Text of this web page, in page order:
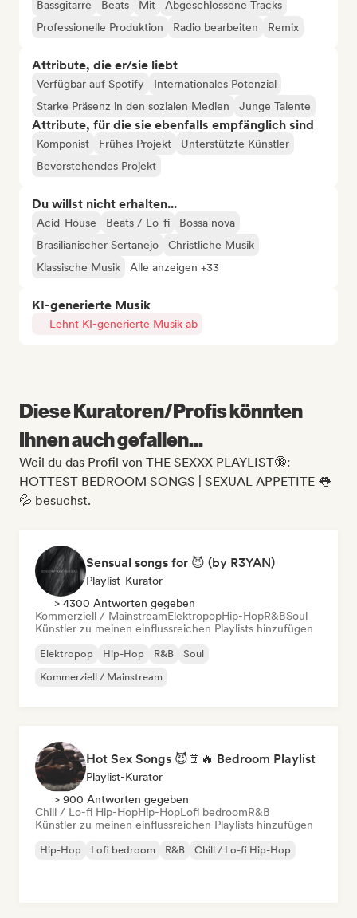
Bassgitarre Beats Mit
Abgeschlossene Tracks
Professionelle Produktion
Radio bearbeiten Remix
Attribute, die er/sie liebt
Verfügbar auf Spotify
Internationales Potenzial
Starke Präsenz in den sozialen Medien
Junge Talente
Attribute, für die sie ebenfalls empfänglich sind
Komponist Frühes Projekt
Unterstützte Künstler
Bevorstehendes Projekt
Du willst nicht erhalten...
Acid-House Beats / Lo-fi
Bossa nova
Brasilianischer Sertanejo
Christliche Musik
Klassische Musik
Alle anzeigen +33
KI-generierte Musik
Lehnt KI-generierte Musik ab
Diese Kuratoren/Profis könnten
Ihnen auch gefallen...
Weil du das Profil von THE SEXXX PLAYLIST🔞:
HOTTEST BEDROOM SONGS | SEXUAL APPETITE 👅
💦 besuchst.
Sensual songs for 😈 (by R3YAN)
Playlist-Kurator
> 4300 Antworten gegeben
Kommerziell / MainstreamElektropopHip-HopR&BSoul
Künstler zu meinen einflussreichen Playlists hinzufügen
Elektropop Hip-Hop R&B
Soul
Kommerziell / Mainstream
Hot Sex Songs 😈🍑🔥 Bedroom Playlist
Playlist-Kurator
> 900 Antworten gegeben
Chill / Lo-fi Hip-HopHip-HopLofi bedroomR&B
Künstler zu meinen einflussreichen Playlists hinzufügen
Hip-Hop Lofi bedroom R&B Chill / Lo-fi Hip-Hop